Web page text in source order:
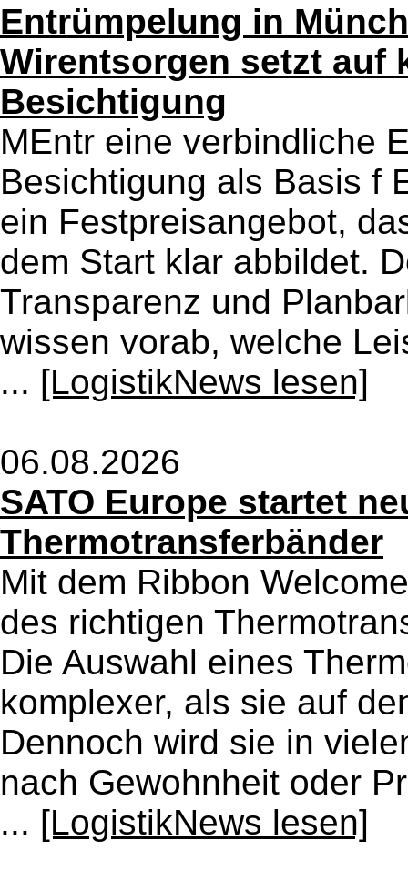
Entrümpelung in
Wirentsorgen setzt auf
Besichtigung
MEntr eine verbindliche
Besichtigung als Basis f
ein Festpreisangebot,
dem Start klar abbildet.
Transparenz und
wissen vorab, welche
... [LogistikNews lesen]
06.08.2026
SATO Europe startet
Thermotransferbänder
Mit dem Ribbon
des richtigen
Die Auswahl eines
komplexer, als sie auf
Dennoch wird sie in
nach Gewohnheit oder
... [LogistikNews lesen]